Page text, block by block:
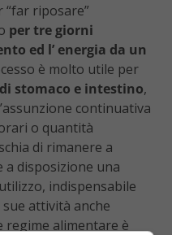
“far riposare”
per tre giorni
ed l’ energia da un
è molto utile per
stomaco e intestino,
continuativa
o quantità
di rimanere a
a disposizione una
indispensabile
attività anche
regime alimentare è